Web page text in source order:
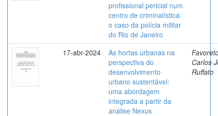
profissional pericial num
centro de criminalística:
o caso da polícia militar
do Rio de Janeiro
17-abr-2024
As hortas urbanas na
perspectiva do
desenvolvimento
urbano sustentável:
uma abordagem
integrada a partir da
análise Nexus
Carlos
Ruffato